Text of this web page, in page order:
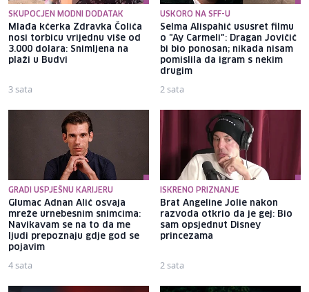
SKUPOCJEN MODNI DODATAK
Mlađa kćerka Zdravka Čolića
nosi torbicu vrijednu više od
3.000 dolara: Snimljena na
plaži u Budvi
3 sata
USKORO NA SFF-U
Selma Alispahić ususret filmu
o "Ay Carmeli": Dragan Jovičić
bi bio ponosan; nikada nisam
pomislila da igram s nekim
drugim
2 sata
GRADI USPJEŠNU KARIJERU
Glumac Adnan Alić osvaja
mreže urnebesnim snimcima:
Navikavam se na to da me
ljudi prepoznaju gdje god se
pojavim
4 sata
ISKRENO PRIZNANJE
Brat Angeline Jolie nakon
razvoda otkrio da je gej: Bio
sam opsjednut Disney
princezama
2 sata